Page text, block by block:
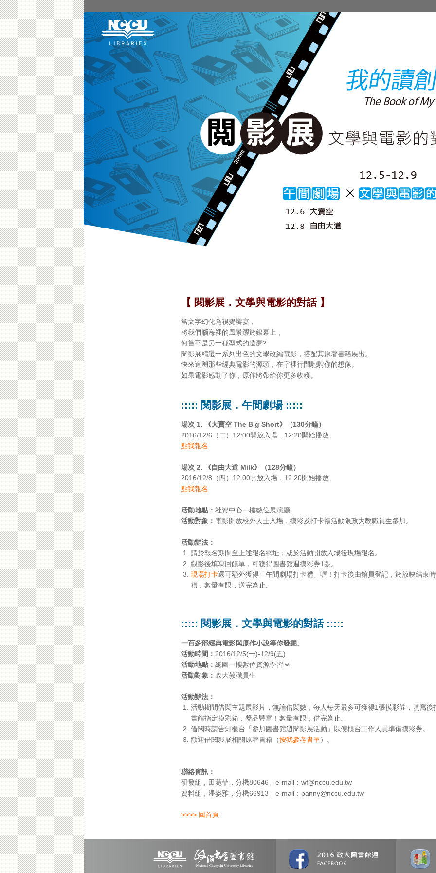
【 閱影展．文學與電影的對話】
當文字幻化為視覺饗宴，
將我們腦海裡的風景躍於銀幕上，
何嘗不是另一種型式的造夢?
閱影展精選一系列出色的文學改編電影，搭配其原著書籍展出。
快來追溯那些經典電影的源頭，在字裡行間馳騁你的想像。
如果電影感動了你，原作將帶給你更多收穫。
::::: 閱影展．午間劇場 :::::
場次 1. 《大賣空 The Big Short》（130分鐘）
2016/12/6（二）12:00開放入場，12:20開始播放
點我報名
場次 2. 《自由大道 Milk》（128分鐘）
2016/12/8（四）12:00開放入場，12:20開始播放
點我報名
活動地點： 社資中心一樓數位展演廳
活動對象： 電影開放校外人士入場，摸彩及打卡禮活動限政大教職員生參加。
活動辦法：
請於報名期間至上述報名網址；或於活動開放入場後現場報名。
觀影後填寫回饋單，可獲得圖書館週摸彩券1張。
現場打卡還可額外獲得「午間劇場打卡禮」喔！打卡後由館員登記，於放映結束
禮，數量有限，送完為止。
::::: 閱影展．文學與電影的對話 :::::
一百多部經典電影與原作小說等你發掘。
活動時間： 2016/12/5(一)-12/9(五)
活動地點： 總圖一樓數位資源學習區
活動對象： 政大教職員生
活動辦法：
活動期間借閱主題展影片，無論借閱數，每人每天最多可獲得1張摸彩券，填寫後
書館指定摸彩箱，獎品豐富！數量有限，借完為止。
借閱時請告知櫃台「參加圖書館週閱影展活動」以便櫃台工作人員準備摸彩券。
歡迎借閱影展相關原著書籍（按我參考書單）。
聯絡資訊：
研發組，田菀菲，分機80646，e-mail：wf@nccu.edu.tw
資料組，潘姿雅，分機66913，e-mail：panny@nccu.edu.tw
>>>> 回首頁